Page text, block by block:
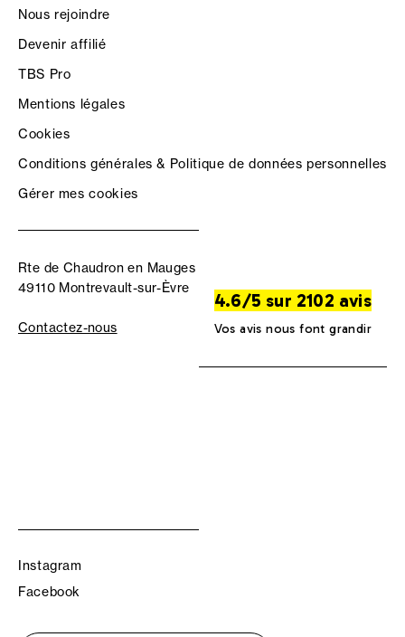
Nous rejoindre
Devenir affilié
TBS Pro
Mentions légales
Cookies
Conditions générales & Politique de données personnelles
Gérer mes cookies
Rte de Chaudron en Mauges
49110 Montrevault-sur-Èvre
Contactez-nous
4.6/5 sur 2102 avis
Vos avis nous font grandir
Instagram
Facebook